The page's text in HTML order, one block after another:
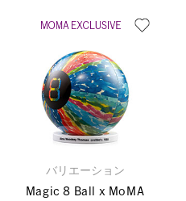
バリエーション
Magic 8 Ball x MoMA